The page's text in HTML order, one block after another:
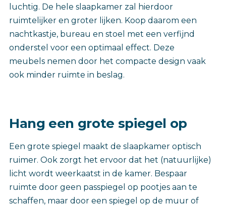
luchtig. De hele slaapkamer zal hierdoor
ruimtelijker en groter lijken. Koop daarom een
nachtkastje, bureau en stoel met een verfijnd
onderstel voor een optimaal effect. Deze
meubels nemen door het compacte design vaak
ook minder ruimte in beslag.
Hang een grote spiegel op
Een grote spiegel maakt de slaapkamer optisch
ruimer. Ook zorgt het ervoor dat het (natuurlijke)
licht wordt weerkaatst in de kamer. Bespaar
ruimte door geen passpiegel op pootjes aan te
schaffen, maar door een spiegel op de muur of